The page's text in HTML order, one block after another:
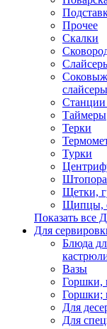
Прочее
Скалки
слайсеры
Таймеры
Терки
Турки
Щетки,
Щипцы,
Показать все
Для
Блюда
Вазы
Горшки,
Горшки;
Для
Для